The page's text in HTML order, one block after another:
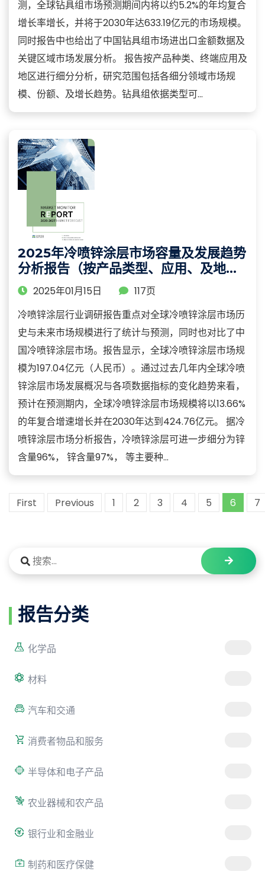
测，全球钻具组市场预测期间内将以约5.2%的年均复合
增长率增长，并将于2030年达633.19亿元的市场规模。
同时报告中也给出了中国钻具组市场进出口金额数据及
关键区域市场发展分析。 报告按产品种类、终端应用及
地区进行细分分析，研究范围包括各细分领域市场规
模、份额、及增长趋势。钻具组依据类型可...
2025年冷喷锌涂层市场容量及发展趋势
分析报告（按产品类型、应用、及地区
细分）
2025年01月15日
117页
冷喷锌涂层行业调研报告重点对全球冷喷锌涂层市场历
史与未来市场规模进行了统计与预测，同时也对比了中
国冷喷锌涂层市场。报告显示，全球冷喷锌涂层市场规
模为197.04亿元（人民币）。通过过去几年内全球冷喷
锌涂层市场发展概况与各项数据指标的变化趋势来看，
预计在预测期内，全球冷喷锌涂层市场规模将以13.66%
的年复合增速增长并在2030年达到424.76亿元。 据冷
喷锌涂层市场分析报告，冷喷锌涂层可进一步细分为锌
含量96%， 锌含量97%， 等主要种...
First Previous 1 2 3 4 5 6 7
报告分类
化学品
材料
汽车和交通
消费者物品和服务
半导体和电子产品
农业器械和农产品
银行业和金融业
制药和医疗保健